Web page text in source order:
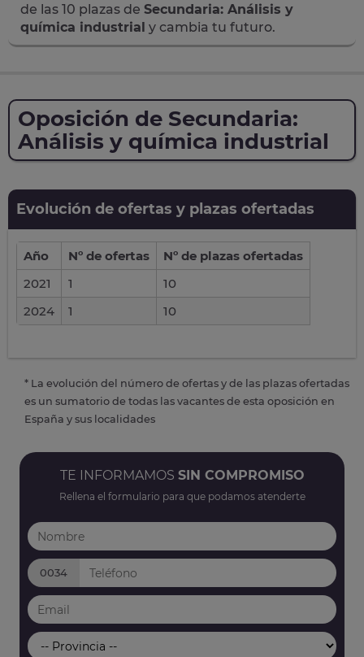
de las 10 plazas de Secundaria: Análisis y
química industrial y cambia tu futuro.
Oposición de Secundaria:
Análisis y química industrial
Evolución de ofertas y plazas ofertadas
Año Nº de ofertas
Nº de plazas ofertadas
2021
1
10
2024
1 10
* La evolución del número de ofertas y de las plazas ofertadas
es un sumatorio de todas las vacantes de esta oposición en
España y sus localidades
TE INFORMAMOS SIN COMPROMISO
Rellena el formulario para que podamos atenderte
0034